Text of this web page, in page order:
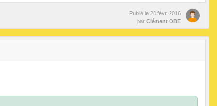
Publié le 28 févr. 2016
par Clément OBE